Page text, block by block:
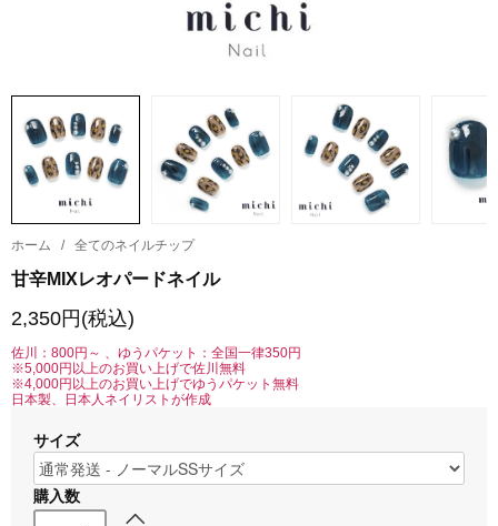
ホーム / 全てのネイルチップ
甘辛MIXレオパードネイル
2,350円(税込)
佐川：800円～ 、ゆうパケット：全国一律350円
※5,000円以上のお買い上げで佐川無料
※4,000円以上のお買い上げでゆうパケット無料
日本製、日本人ネイリストが作成
サイズ
購入数